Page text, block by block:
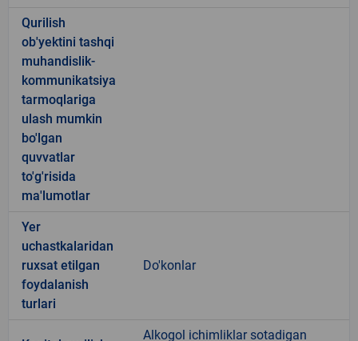
Qurilish
ob'yektini tashqi
muhandislik-
kommunikatsiya
tarmoqlariga
ulash mumkin
bo'lgan
quvvatlar
to'g'risida
ma'lumotlar
Yer
uchastkalaridan
ruxsat etilgan
foydalanish
turlari
Do'konlar
Alkogol ichimliklar sotadigan